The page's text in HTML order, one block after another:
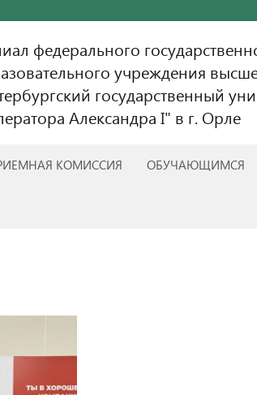
федерального
учреждения
государственный
Александра I" в г. Орле
КОМИССИЯ ОБУЧАЮЩИМСЯ